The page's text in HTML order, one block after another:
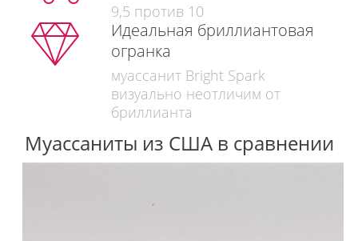
9,5 против 10
Идеальная бриллиантовая
огранка
муассанит Bright Spark
визуально неотличим от
бриллианта
Муассаниты из США в сравнении